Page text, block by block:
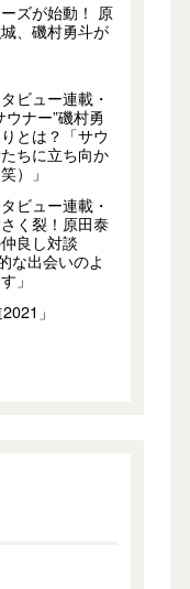
ズが始動！ 原
、磯村勇斗が
ビュー連載・
ウナー”磯村勇
とは？「サウ
ちに立ち向か
）」
ビュー連載・
く裂！原田泰
良し対談
な出会いのよ
」
」